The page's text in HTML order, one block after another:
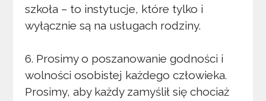
szkoła – to instytucje, które tylko i
wyłącznie są na usługach rodziny.
6. Prosimy o poszanowanie godności i
wolności osobistej każdego człowieka.
Prosimy, aby każdy zamyślił się chociaż